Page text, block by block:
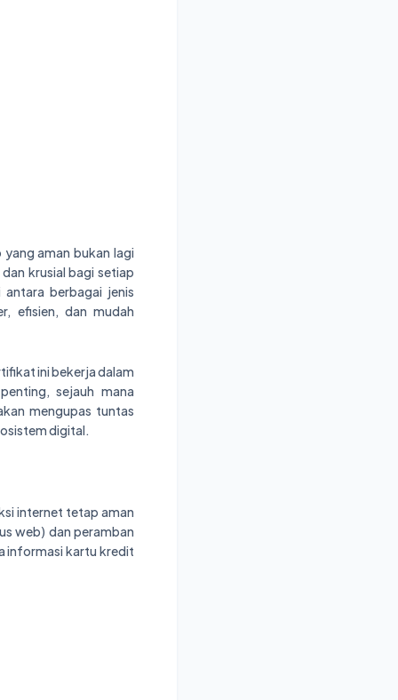
aman bukan lagi
krusial bagi setiap
berbagai jenis
efisien, dan mudah
ini bekerja dalam
sejauh mana
mengupas tuntas
digital.
internet tetap aman
web) dan peramban
informasi kartu kredit